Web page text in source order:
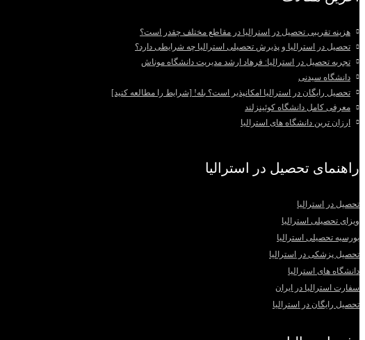
هزینه تقریبی تحصیل در استرالیا در مقاطع مختلف چقدر است؟
تحصیل در استرالیا و پذیرش تحصیلی استرالیا چه شرایطی دارد؟
تجربه تحصیل در استرالیا: فرهاد ارشد مدیریت دانشگاه موناش
دانشگاه سیدنی
تحصیل رایگان در استرالیا امکانپذیر است؟ بله! [شرایط را مطالعه کنید]
معرفی کامل دانشگاه کوئینزلند
ارزان ترین دانشگاه های استرالیا
راهنمای تحصیل در استرالیا
تحصیل در استرالیا
ویزای تحصیلی استرالیا
بورسیه تحصیلی استرالیا
تحصیل پزشکی در استرالیا
دانشگاه های استرالیا
سفارت استرالیا در ایران
تحصیل رایگان در استرالیا